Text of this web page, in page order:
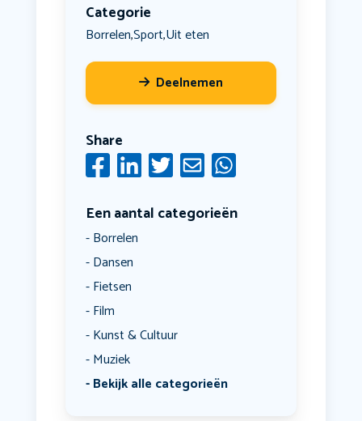
Categorie
Borrelen,Sport,Uit eten
Deelnemen
Share
Een aantal categorieën
Borrelen
Dansen
Fietsen
Film
Kunst & Cultuur
Muziek
Bekijk alle categorieën